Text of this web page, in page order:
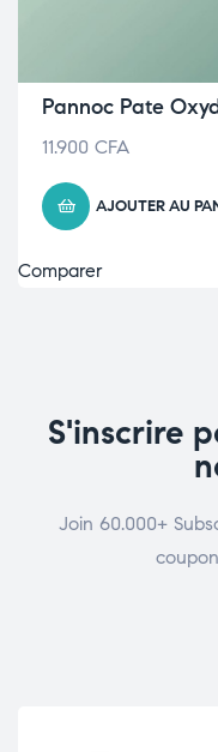
Pannoc Pate
11.900 CFA
AJOUTER AU
Comparer
S'inscrire
Join 60.000+